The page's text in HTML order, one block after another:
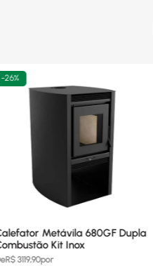
-26%
Metávila 680GF Dupla
Kit Inox
R$3119,90por